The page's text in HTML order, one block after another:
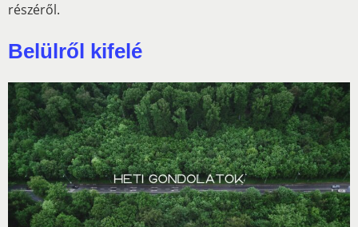
részéről.
Belülről kifelé